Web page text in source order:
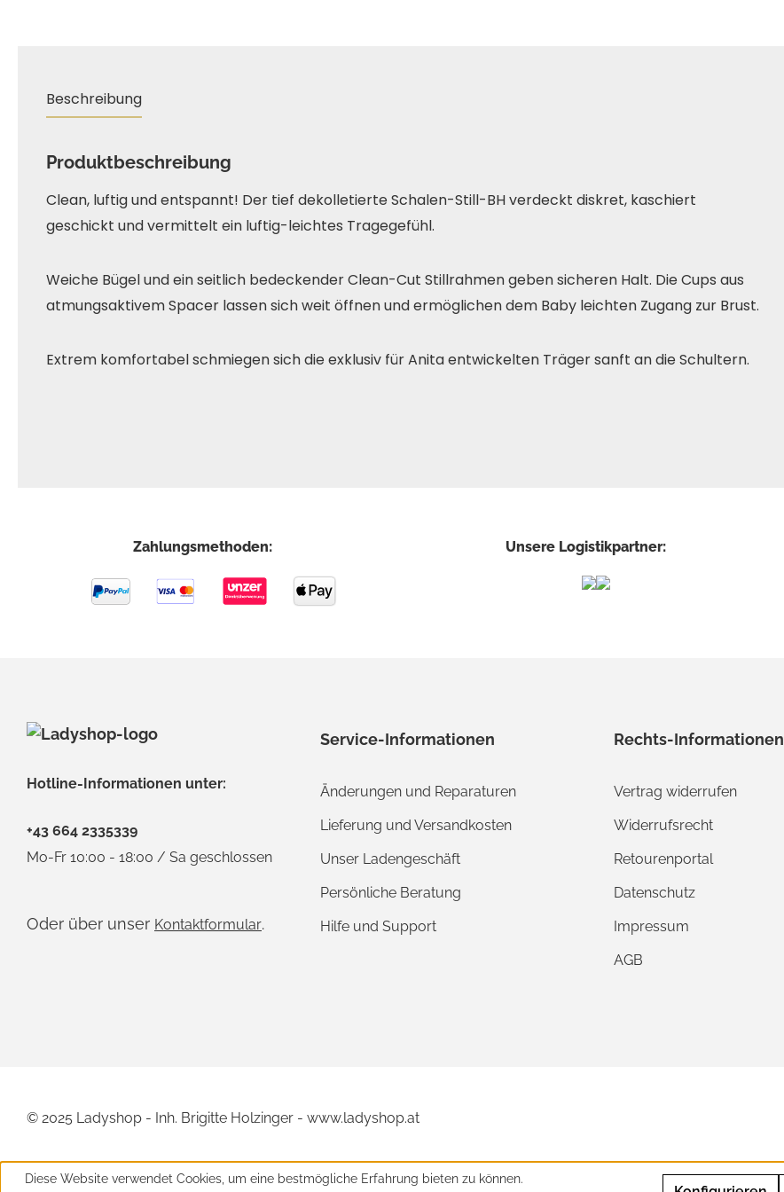
Beschreibung
Produktbeschreibung
Clean, luftig und entspannt! Der tief dekolletierte Schalen-Still-BH verdeckt diskret, kaschiert
geschickt und vermittelt ein luftig-leichtes Tragegefühl.
Weiche Bügel und ein seitlich bedeckender Clean-Cut Stillrahmen geben sicheren Halt. Die Cups aus
atmungsaktivem Spacer lassen sich weit öffnen und ermöglichen dem Baby leichten Zugang zur Brust.
Extrem komfortabel schmiegen sich die exklusiv für Anita entwickelten Träger sanft an die Schultern.
Zahlungsmethoden: Unsere Logistikpartner:
Hotline-Informationen unter:
+43 664 2335339
Mo-Fr 10:00 - 18:00 / Sa geschlossen
Oder über unser Kontaktformular.
Service-Informationen
Änderungen und Reparaturen
Lieferung und Versandkosten
Unser Ladengeschäft
Persönliche Beratung
Hilfe und Support
Rechts-Informationen
Vertrag widerrufen
Widerrufsrecht
Retourenportal
Datenschutz
Impressum
AGB
© 2025 Ladyshop - Inh. Brigitte Holzinger - www.ladyshop.at
Diese Website verwendet Cookies, um eine bestmögliche Erfahrung bieten zu können.